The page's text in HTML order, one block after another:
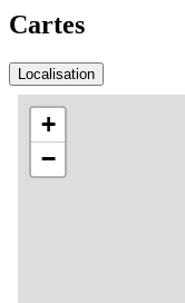
Cartes
Localisation